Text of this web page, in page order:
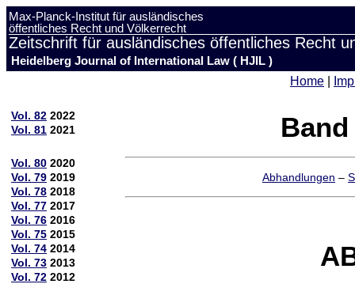
Max-Planck-Institut für ausländisches
öffentliches Recht und Völkerrecht
Zeitschrift für ausländisches öffentliches Recht
Heidelberg Journal of International Law ( HJIL )
Home
Vol. 82 2022
Vol. 81 2021
Vol. 80 2020
Vol. 79 2019
Vol. 78 2018
Vol. 77 2017
Vol. 76 2016
Vol. 75 2015
Vol. 74 2014
Vol. 73 2013
Vol. 72 2012
Band
Abhandlungen –